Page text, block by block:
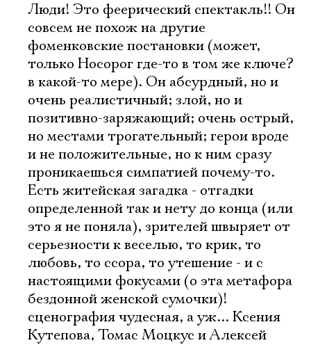
Люди! Это феерический спектакль!! Он
совсем не похож на другие
фоменковские постановки (может,
только Носорог где-то в том же ключе?
в какой-то мере). Он абсурдный, но и
очень реалистичный; злой, но и
позитивно-заряжающий; очень острый,
но местами трогательный; герои вроде
и не положительные, но к ним сразу
проникаешься симпатией почему-то.
Есть житейская загадка - отгадки
определенной так и нету до конца (или
это я не поняла), зрителей швыряет от
серьезности к веселью, то крик, то
любовь, то ссора, то утешение - и с
настоящими фокусами (о эта метафора
бездонной женской сумочки)!
сценография чудесная, а уж... Ксения
Кутепова, Томас Моцкус и Алексей